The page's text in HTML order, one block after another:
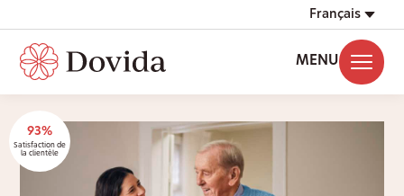
Français
MENU
93%
Satisfaction de
la clientèle